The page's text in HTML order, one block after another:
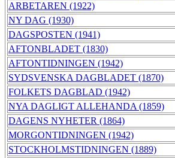
ARBETAREN (1922)
NY DAG (1930)
DAGSPOSTEN (1941)
AFTONBLADET (1830)
AFTONTIDNINGEN (1942)
SYDSVENSKA DAGBLADET (1870)
FOLKETS DAGBLAD (1942)
NYA DAGLIGT ALLEHANDA (1859)
DAGENS NYHETER (1864)
MORGONTIDNINGEN (1942)
STOCKHOLMSTIDNINGEN (1889)